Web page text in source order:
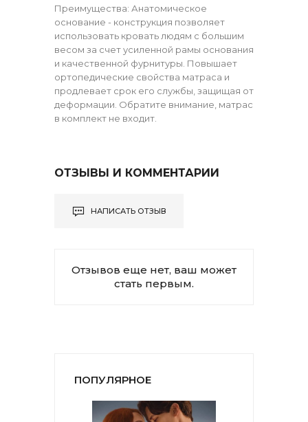
Преимущества: Анатомическое
основание - конструкция позволяет
использовать кровать людям с большим
весом за счет усиленной рамы основания
и качественной фурнитуры. Повышает
ортопедические свойства матраса и
продлевает срок его службы, защищая от
деформации. Обратите внимание, матрас
в комплект не входит.
ОТЗЫВЫ И КОММЕНТАРИИ
НАПИСАТЬ ОТЗЫВ
Отзывов еще нет, ваш может
стать первым.
ПОПУЛЯРНОЕ